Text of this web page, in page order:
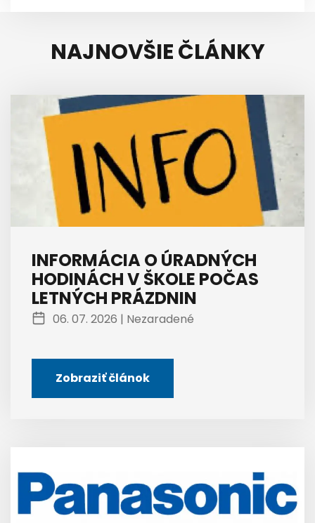
NAJNOVŠIE ČLÁNKY
INFORMÁCIA O ÚRADNÝCH
HODINÁCH V ŠKOLE POČAS
LETNÝCH PRÁZDNIN
06. 07. 2026 | Nezaradené
Zobraziť článok